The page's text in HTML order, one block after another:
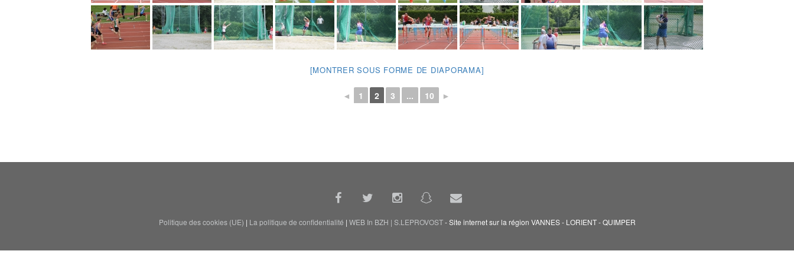
[MONTRER SOUS FORME DE DIAPORAMA]
◄ 1 2 3 ... 10 ►
Politique des cookies (UE) | La politique de confidentialité | WEB In BZH | S.LEPROVOST- Site internet sur la région VANNES - LORIENT - QUIMPER